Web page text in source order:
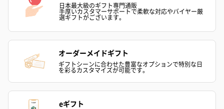
フラッグカプセル：イ
ンセンススティック
（END）（880円）
フラッグカプセル：イ
ンセンススティック
（St.OSMANTHUS）
（880円）
ショートイン
（880円）
日本最大級のギフト専門通販
手厚いカスタマーサポートで柔軟な対応やバイヤー厳
選ギフトがございます。
オーダーメイドギフト
ギフトシーンに合わせた豊富なオプションで特別な日
を彩るカスタマイズが可能です。
eギフト